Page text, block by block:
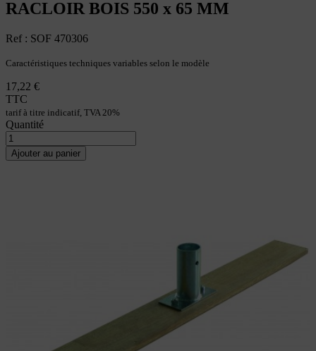
RACLOIR BOIS 550 x 65 MM
Ref : SOF 470306
Caractéristiques techniques variables selon le modèle
17,22 €
TTC
tarif à titre indicatif, TVA 20%
Quantité
Ajouter au panier